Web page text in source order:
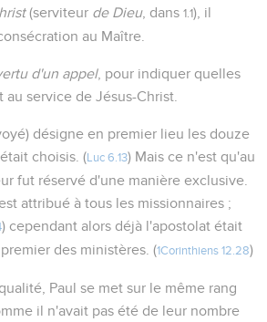
(serviteur de Dieu, dans 1.1), il
au Maître.
d'un appel, pour indiquer quelles
service de Jésus-Christ.
désigne en premier lieu les douze
choisis. ( Luc 6.13) Mais ce n'est qu'au
fut réservé d'une manière exclusive.
attribué à tous les missionnaires ;
) cependant alors déjà l'apostolat était
des ministères. (1Corinthiens 12.28)
Paul se met sur le même rang
il n'avait pas été de leur nombre